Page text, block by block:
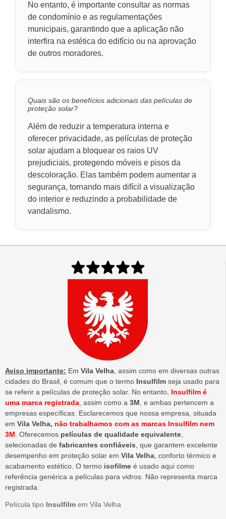
No entanto, é importante consultar as normas
de condomínio e as regulamentações
municipais, garantindo que a aplicação não
interfira na estética do edifício ou na aprovação
de outros moradores.
Quais são os benefícios adicionais das películas de
proteção solar?
Além de reduzir a temperatura interna e
oferecer privacidade, as películas de proteção
solar ajudam a bloquear os raios UV
prejudiciais, protegendo móveis e pisos da
descoloração. Elas também podem aumentar a
segurança, tornando mais difícil a visualização
do interior e reduzindo a probabilidade de
vandalismo.
Aviso importante: Em Vila Velha, assim como em diversas outras
cidades do Brasil, é comum que o termo Insulfilm seja usado para
se referir a películas de proteção solar. No entanto, Insulfilm é
uma marca registrada, assim como a 3M, e ambas pertencem a
empresas específicas. Esclarecemos que nossa empresa, situada
em Vila Velha, não trabalhamos com as marcas Insulfilm nem
3M. Oferecemos películas de qualidade equivalente,
selecionadas de fabricantes confiáveis, que garantem excelente
desempenho em proteção solar em Vila Velha, conforto térmico e
acabamento estético. O termo isofilme é usado aqui como
referência genérica a películas para vidros. Não representa marca
registrada.
Película tipo Insulfilm em Vila Velha